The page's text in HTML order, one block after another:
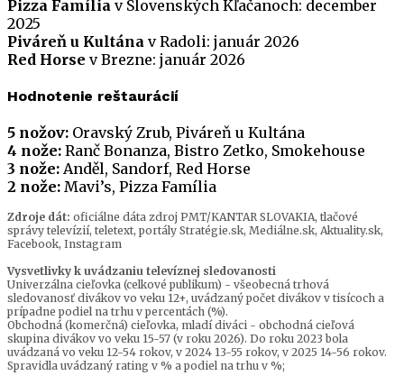
Pizza Família v Slovenských Kľačanoch: december
2025
Piváreň u Kultána v Radoli: január 2026
Red Horse v Brezne: január 2026
Hodnotenie reštaurácií
5 nožov: Oravský Zrub, Piváreň u Kultána
4 nože: Ranč Bonanza, Bistro Zetko, Smokehouse
3 nože: Anděl, Sandorf, Red Horse
2 nože: Mavi’s, Pizza Família
Zdroje dát: oficiálne dáta zdroj PMT/KANTAR SLOVAKIA, tlačové
správy televízií, teletext, portály Stratégie.sk, Mediálne.sk, Aktuality.sk,
Facebook, Instagram
Vysvetlivky k uvádzaniu televíznej sledovanosti
Univerzálna cieľovka (celkové publikum) - všeobecná trhová
sledovanosť divákov vo veku 12+, uvádzaný počet divákov v tisícoch a
prípadne podiel na trhu v percentách (%).
Obchodná (komerčná) cieľovka, mladí diváci - obchodná cieľová
skupina divákov vo veku 15-57 (v roku 2026). Do roku 2023 bola
uvádzaná vo veku 12-54 rokov, v 2024 13-55 rokov, v 2025 14-56 rokov.
Spravidla uvádzaný rating v % a podiel na trhu v %;